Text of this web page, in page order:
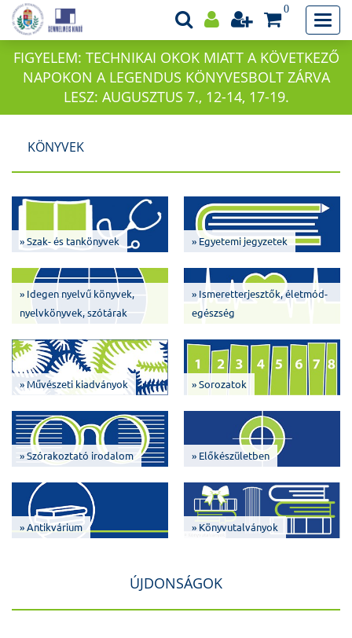
0
FIGYELEM: TECHNIKAI OKOK MIATT A KÖVETKEZŐ
NAPOKON A LEGENDUS KÖNYVESBOLT ZÁRVA
LESZ: AUGUSZTUS 7., 12-14, 17-19.
KÖNYVEK
» Szak- és tankönyvek » Egyetemi jegyzetek
» Idegen nyelvű könyvek,
nyelvkönyvek, szótárak
» Ismeretterjesztők, életmód-
egészség
» Művészeti kiadványok » Sorozatok
» Szórakoztató irodalom » Előkészületben
» Antikvárium » Könyvutalványok
ÚJDONSÁGOK